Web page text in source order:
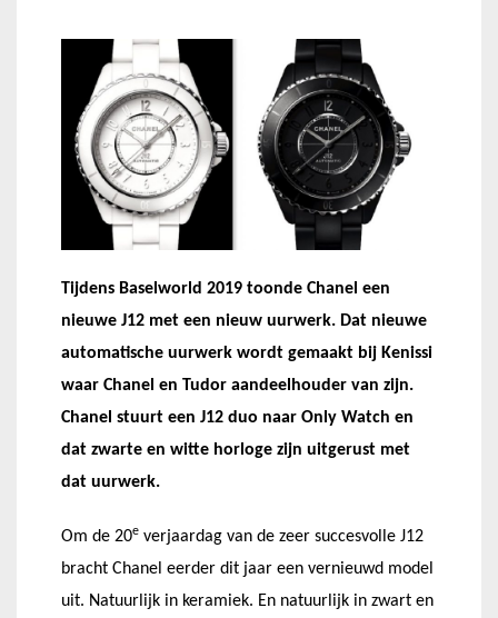
Tijdens Baselworld 2019 toonde Chanel een
nieuwe J12 met een nieuw uurwerk. Dat nieuwe
automatische uurwerk wordt gemaakt bij Kenissi
waar Chanel en Tudor aandeelhouder van zijn.
Chanel stuurt een J12 duo naar Only Watch en
dat zwarte en witte horloge zijn uitgerust met
dat uurwerk.
Om de 20e verjaardag van de zeer succesvolle J12
bracht Chanel eerder dit jaar een vernieuwd model
uit. Natuurlijk in keramiek. En natuurlijk in zwart en